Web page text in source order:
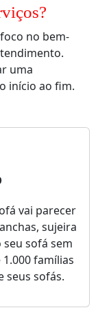
no bem-
uma
início ao fim.
vai parecer
sujeira
sofá sem
famílias
seus sofás.